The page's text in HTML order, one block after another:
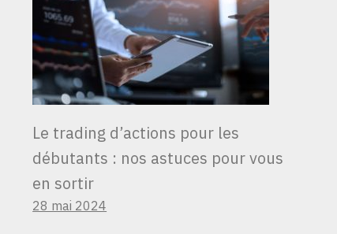
Le trading d’actions pour les
débutants : nos astuces pour vous
en sortir
28 mai 2024